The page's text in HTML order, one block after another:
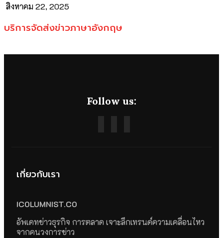
สิงหาคม 22, 2025
บริการจัดส่งข่าวภาษาอังกฤษ
Follow us:
เกี่ยวกับเรา
ICOLUMNIST.CO
อัพเดทข่าวธุรกิจ การตลาด เจาะลึกเทรนด์ความเคลื่อนไหว
จากคนวงการข่าว